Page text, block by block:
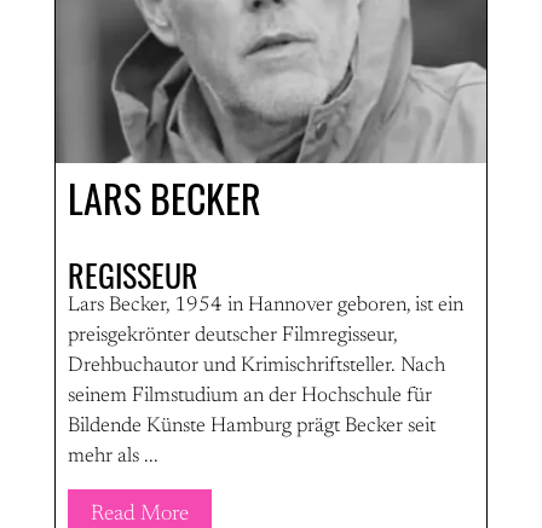
LARS BECKER
REGISSEUR
Lars Becker, 1954 in Hannover geboren, ist ein
preisgekrönter deutscher Filmregisseur,
Drehbuchautor und Krimischriftsteller. Nach
seinem Filmstudium an der Hochschule für
Bildende Künste Hamburg prägt Becker seit
mehr als ...
Read More